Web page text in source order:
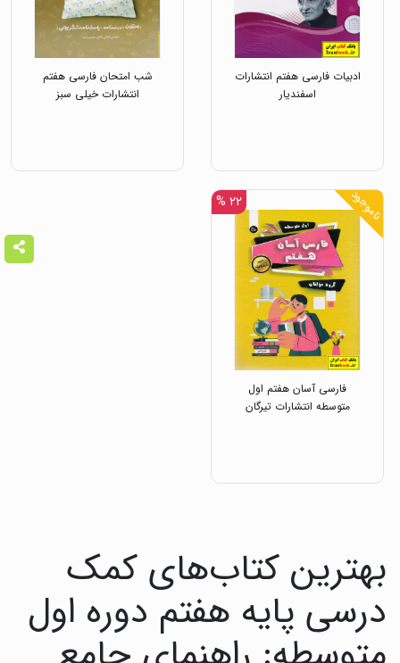
ادبیات فارسی هفتم انتشارات
اسفندیار
شب امتحان فارسی هفتم
انتشارات خیلی سبز
ناموجود ۲۲ %
فارسی آسان هفتم اول
متوسطه انتشارات تیرگان
بهترین کتاب‌های کمک
درسی پایه هفتم دوره اول